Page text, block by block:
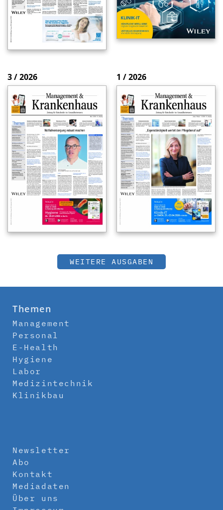
3 / 2026 1 / 2026
WEITERE AUSGABEN
Themen
Management
Personal
E-Health
Hygiene
Labor
Medizintechnik
Klinikbau
Newsletter
Abo
Kontakt
Mediadaten
Über uns